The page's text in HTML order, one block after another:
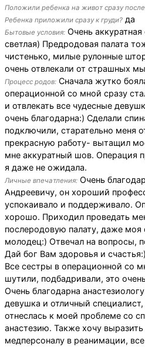
Положили ребенка на живот сразу
Ребенка приложили сразу к груди? да
Бытовые условия: Очень
светлая) Предродовая палата
чистенько, милые рулонные
очень отвлекали от страшных
Процесс родов: Сначала жутко
операционной со мной сразу
и отвлекать все чудесные
очень благодарна:) Сделали
подключили, старательно меня
прекрасную работу- вытащил
мне аккуратный шов. Операция
я даже не ожидала.
Личные впечатления: Очень
Андреевичу, он хороший
успокаивало и поддерживало.
хорошо. Приходил проведать
послеродовую палату, даже моя
молодец:) Отвечал на вопросы,
Дай бог Вам здоровья и счастья:)
Все сестры в операционной со
шутили, подбадривали, это
Очень благодарна
девушка и отличный
отнеслась к моей проблеме со
анастезию. Также хочу
медперсоналу в реанимации,